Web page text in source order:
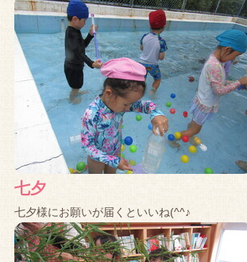
七夕
七夕様にお願いが届くといいね(^^♪